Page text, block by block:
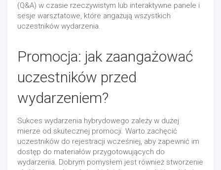
(Q&A) w czasie rzeczywistym lub interaktywne panele i
sesje warsztatowe, które angażują wszystkich
uczestników wydarzenia.
Promocja: jak zaangażować
uczestników przed
wydarzeniem?
Sukces wydarzenia hybrydowego zależy w dużej
mierze od skutecznej promocji. Warto zachęcić
uczestników do rejestracji wcześniej, aby zapewnić im
dostęp do materiałów przygotowujących do
wydarzenia. Dobrym pomysłem jest również stworzenie